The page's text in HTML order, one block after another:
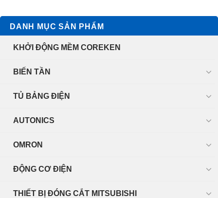
DANH MỤC SẢN PHẨM
KHỞI ĐỘNG MỀM COREKEN
BIẾN TẦN
TỦ BẢNG ĐIỆN
AUTONICS
OMRON
ĐỘNG CƠ ĐIỆN
THIẾT BỊ ĐÓNG CẮT MITSUBISHI